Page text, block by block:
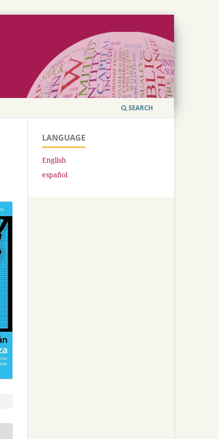
SEARCH
LANGUAGE
English
español